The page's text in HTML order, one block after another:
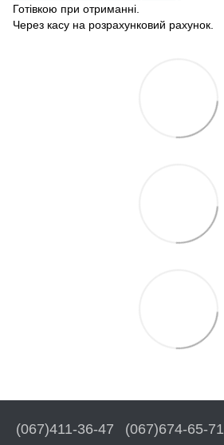
Готівкою при отриманні.
Через касу на розрахунковий рахунок.
(067)411-36-47 (067)674-65-71